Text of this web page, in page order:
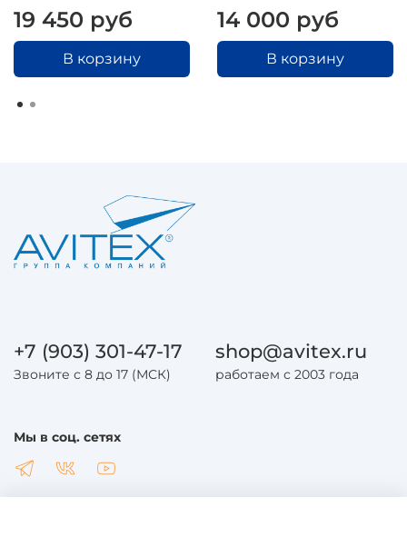
19 450 руб
В корзину
14 000 руб
В корзину
+7 (903) 301-47-17
Звоните с 8 до 17 (МСК)
shop@avitex.ru
работаем с 2003 года
Мы в соц. сетях